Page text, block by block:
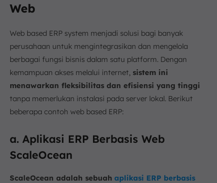
Web
Web based ERP system menjadi solusi bagi banyak
perusahaan untuk mengintegrasikan dan mengelola
berbagai fungsi bisnis dalam satu platform. Dengan
kemampuan akses melalui internet, sistem ini
menawarkan fleksibilitas dan efisiensi yang tinggi
tanpa memerlukan instalasi pada server lokal. Berikut
beberapa contoh web based ERP:
a. Aplikasi ERP Berbasis Web
ScaleOcean
ScaleOcean adalah sebuah aplikasi ERP berbasis